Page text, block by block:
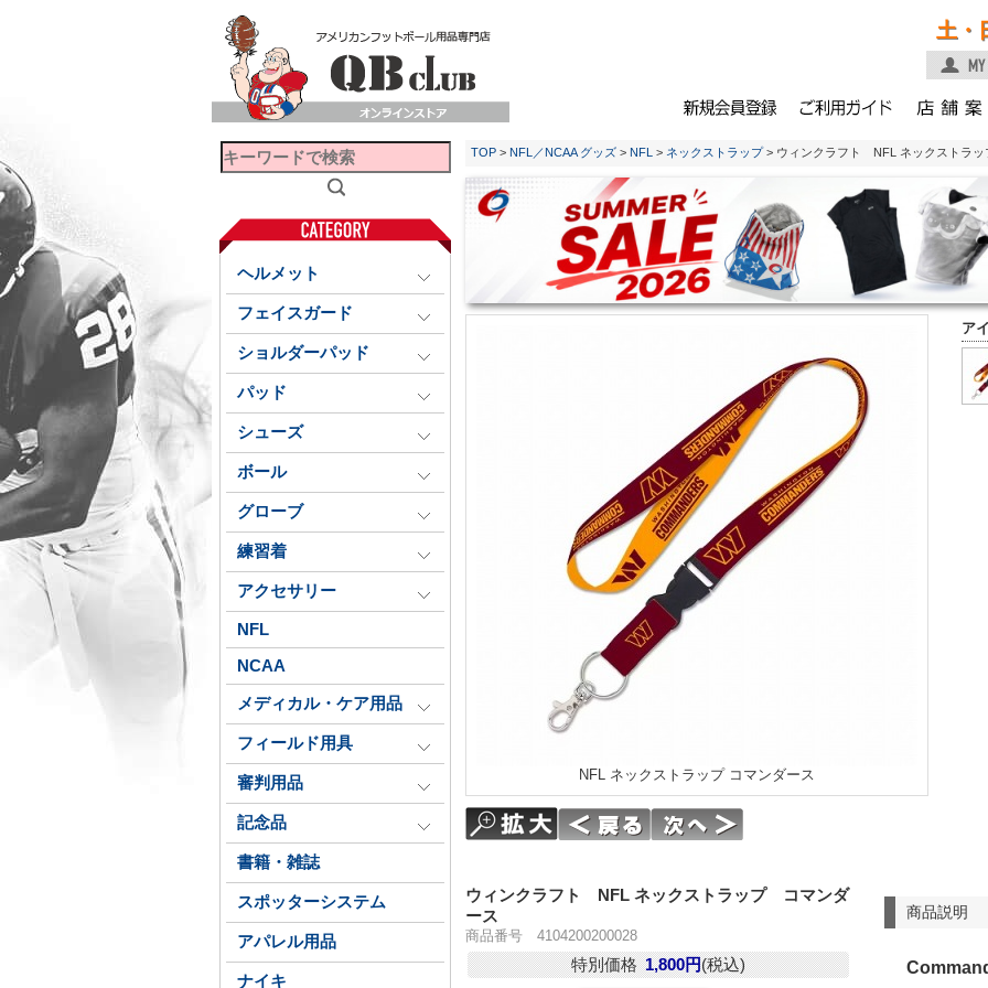
土・
ヘルメット
フェイスガード
ショルダーパッド
パッド
シューズ
ボール
グローブ
練習着
アクセサリー
NFL
NCAA
メディカル・ケア用品
フィールド用具
審判用品
記念品
書籍・雑誌
スポッターシステム
アパレル用品
ナイキ
TOP > NFL／NCAA グッズ > NFL > ネックストラップ> ウィンクラフト NFL ネックストラ
ア
NFL ネックストラップ コマンダース
商品説明
ウィンクラフト NFL ネックストラップ コマンダ
ース
商品番号 4104200200028
特別価格 1,800円(税込)